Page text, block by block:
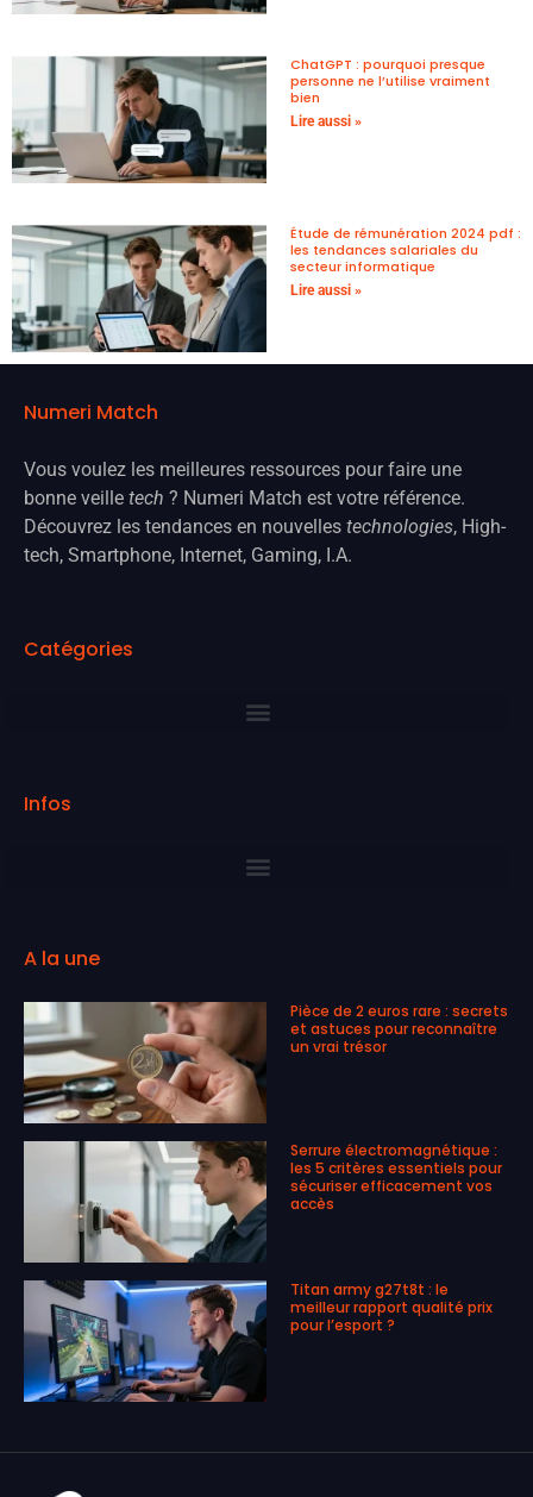
ChatGPT : pourquoi presque
personne ne l’utilise vraiment
bien
Lire aussi »
Étude de rémunération 2024 pdf :
les tendances salariales du
secteur informatique
Lire aussi »
Numeri Match
Vous voulez les meilleures ressources pour faire une
bonne veille tech ? Numeri Match est votre référence.
Découvrez les tendances en nouvelles technologies, High-
tech, Smartphone, Internet, Gaming, I.A.
Catégories
Infos
A la une
Pièce de 2 euros rare : secrets
et astuces pour reconnaître
un vrai trésor
Serrure électromagnétique :
les 5 critères essentiels pour
sécuriser efficacement vos
accès
Titan army g27t8t : le
meilleur rapport qualité prix
pour l’esport ?